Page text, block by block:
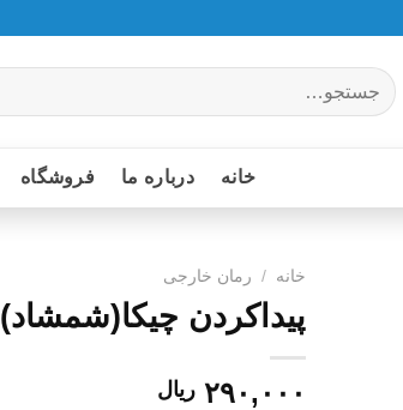
جستجو
برای:
خانه درباره ما فروشگاه
خانه / رمان خارجی
پیداکردن چیکا(شمشاد)
۲۹۰,۰۰۰ ریال